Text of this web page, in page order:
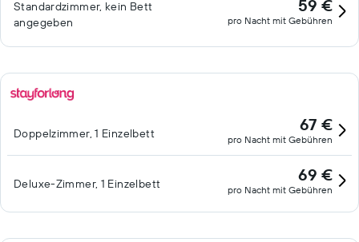
Standardzimmer, kein Bett
angegeben
59 €
pro Nacht mit Gebühren
Doppelzimmer, 1 Einzelbett 67 €
pro Nacht mit Gebühren
Deluxe-Zimmer, 1 Einzelbett 69 €
pro Nacht mit Gebühren